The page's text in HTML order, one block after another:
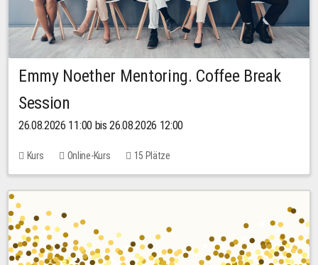
Emmy Noether Mentoring. Coffee Break
Session
26.08.2026 11:00 bis 26.08.2026 12:00
Kurs Online-Kurs 15 Plätze